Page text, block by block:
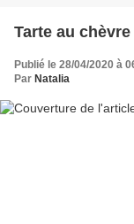
Tarte au
Publié le 28/04/2020 à
Par Natalia